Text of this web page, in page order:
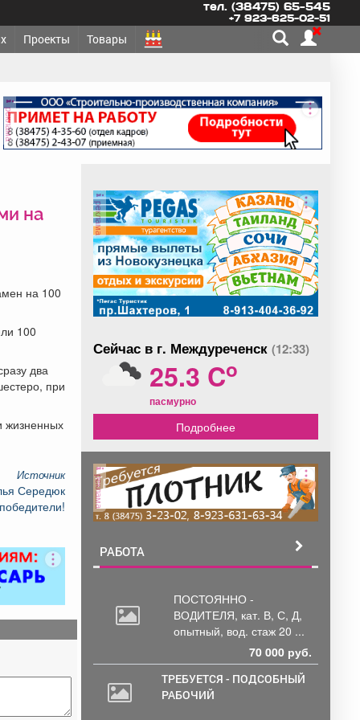
тел. (38475) 65-545
+7 923-625-02-51
Проекты Товары
реклама
на
на 100
100
два
при
жизненных
Источник
Середюк
реклама
Сейчас в г. Междуреченск (12:33)
25.3 Co
пасмурно
Подробнее
реклама
РАБОТА
ПОСТОЯННО -
ВОДИТЕЛЯ, кат. В, С, Д,
опытный, вод. стаж 20 ...
70 000 руб.
ТРЕБУЕТСЯ - ПОДСОБНЫЙ
РАБОЧИЙ